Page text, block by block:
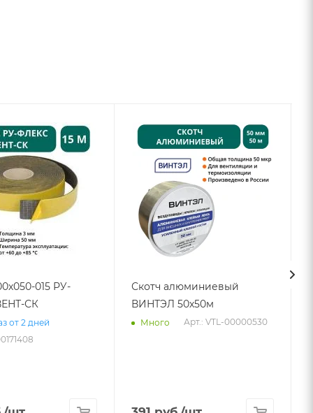
015 РУ-
СК
от 2 дней
Скотч алюминиевый
ВИНТЭЛ 50х50м
Много Арт.: VTL-00000530